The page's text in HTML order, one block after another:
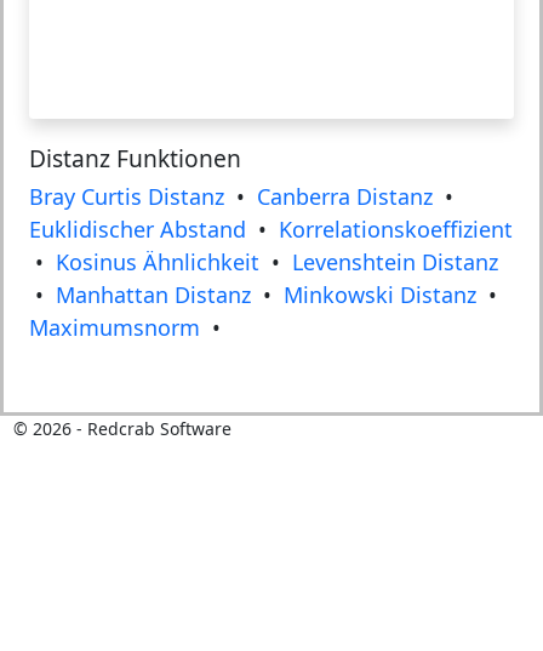
Distanz Funktionen
Bray Curtis Distanz • Canberra Distanz •
Euklidischer Abstand • Korrelationskoeffizient
• Kosinus Ähnlichkeit • Levenshtein Distanz
• Manhattan Distanz • Minkowski Distanz •
Maximumsnorm •
© 2026- Redcrab Software